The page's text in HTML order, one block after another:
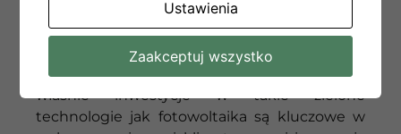
Co więcej, fotowoltaika jest przyjazna dla
środowiska,przyczyniając się do redukcji
emisji dwutlenku węgla i innych
szkodliwych gazów cieplarnianych.To
właśnie inwestycje w takie zielone
technologie jak fotowoltaika są kluczowe w
Ustawienia
Zaakceptuj wszystko